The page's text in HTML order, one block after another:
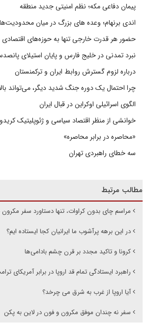
پیمان دفاعی مکه؛ نظم امنیتی جدید منطقه
اندی برنهام؛ وعده های بزرگ در میان
حضور هر قدرت خارجی تنها به حوزه‌های
نبرد تمدنی در خلیج فارس و پایان استیلای
درباره لزوم گسترش روابط ایران و ترکمنستان
چرا احتمال یک دوره جنگ شدید دیگر، می‌تواند
الگوی اسرائیلی اوکراین در قبال ایران
خوانشی از منظر اقتصاد سیاسی و ژئوپلیتیک
«محاصره در برابر محاصره»
سه خطای راهبردی تهران
مطالب مرتبط
مراسم چای بدون کراوات، تنها دستاورد سفر
در این برهه پرآشوب ما ایرانیان کجا ایستاده ایم؟
کرونا و تاکید مجدد بر قرن چشم بادامی‌ها
راهبرد ایستادگی تمام قد اروپا در برابر آمریکای
آیا اروپا از غرب به شرق می چرخد؟
سفر نه چندان موفق مکرون و فون در لاین به پکن